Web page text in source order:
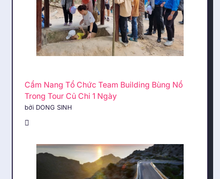
Cẩm Nang Tổ Chức Team Building Bùng Nổ
Trong Tour Củ Chi 1 Ngày
bởi DONG SINH